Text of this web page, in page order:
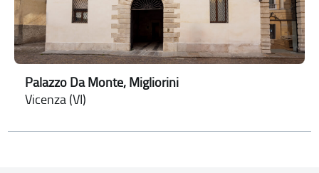
Palazzo Da Monte, Migliorini
Vicenza (VI)